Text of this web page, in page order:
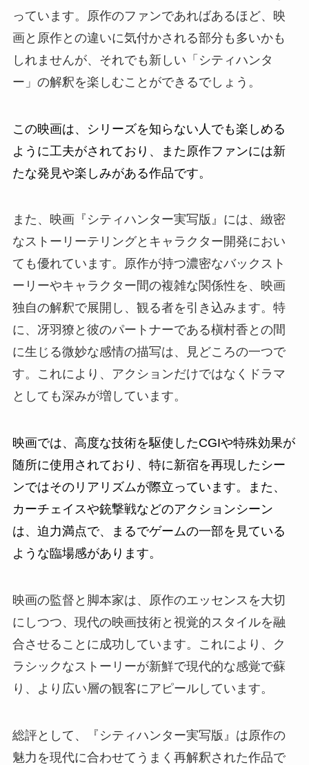
っています。原作のファンであればあるほど、映
画と原作との違いに気付かされる部分も多いかも
しれませんが、それでも新しい「シティハンタ
ー」の解釈を楽しむことができるでしょう。
この映画は、シリーズを知らない人でも楽しめる
ように工夫がされており、また原作ファンには新
たな発見や楽しみがある作品です。
また、映画『シティハンター実写版』には、緻密
なストーリーテリングとキャラクター開発におい
ても優れています。原作が持つ濃密なバックスト
ーリーやキャラクター間の複雑な関係性を、映画
独自の解釈で展開し、観る者を引き込みます。特
に、冴羽獠と彼のパートナーである槇村香との間
に生じる微妙な感情の描写は、見どころの一つで
す。これにより、アクションだけではなくドラマ
としても深みが増しています。
映画では、高度な技術を駆使したCGIや特殊効果が
随所に使用されており、特に新宿を再現したシー
ンではそのリアリズムが際立っています。また、
カーチェイスや銃撃戦などのアクションシーン
は、迫力満点で、まるでゲームの一部を見ている
ような臨場感があります。
映画の監督と脚本家は、原作のエッセンスを大切
にしつつ、現代の映画技術と視覚的スタイルを融
合させることに成功しています。これにより、ク
ラシックなストーリーが新鮮で現代的な感覚で蘇
り、より広い層の観客にアピールしています。
総評として、『シティハンター実写版』は原作の
魅力を現代に合わせてうまく再解釈された作品で